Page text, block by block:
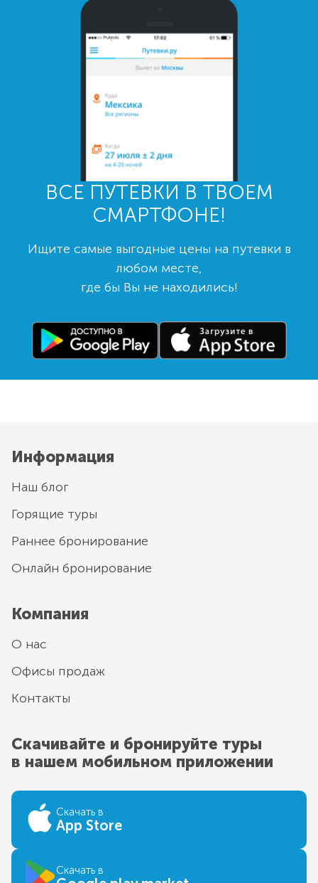
ВСЕ ПУТЕВКИ В ТВОЕМ
СМАРТФОНЕ!
Ищите самые выгодные цены на путевки в
любом месте,
где бы Вы не находились!
Информация
Наш блог
Горящие туры
Раннее бронирование
Онлайн бронирование
Компания
О нас
Офисы продаж
Контакты
Скачивайте и бронируйте туры
в нашем мобильном приложении
Скачать в
App Store
Скачать в